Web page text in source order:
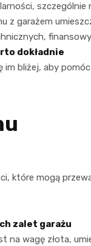
szczególnie
z garażem
dokładnie
im bliżej, aby
które mogą
zalet garażu
na wagę złota,